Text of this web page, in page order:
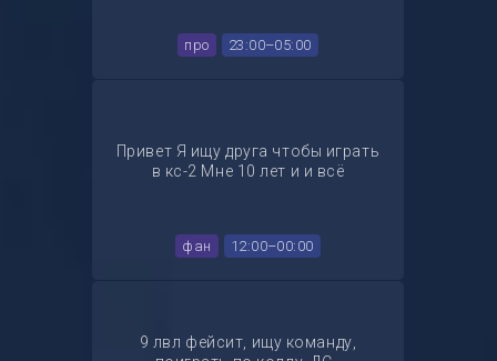
про 23:00–05:00
Привет Я ищу друга чтобы играть
в кс-2 Мне 10 лет и и всё
фан 12:00–00:00
9 лвл фейсит, ищу команду,